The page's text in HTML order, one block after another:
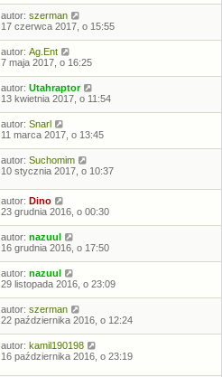
autor: szerman
17 czerwca 2017, o 15:55
autor: Ag.Ent
7 maja 2017, o 16:25
autor: Utahraptor
13 kwietnia 2017, o 11:54
autor: Snarl
11 marca 2017, o 13:45
autor: Suchomim
10 stycznia 2017, o 10:37
autor: Dino
23 grudnia 2016, o 00:30
autor: nazuul
16 grudnia 2016, o 17:50
autor: nazuul
29 listopada 2016, o 23:09
autor: szerman
22 października 2016, o 12:24
autor: kamil190198
16 października 2016, o 23:19